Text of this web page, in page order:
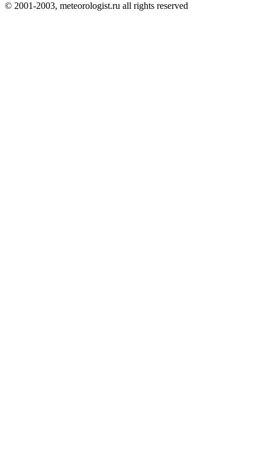
© 2001-2003, meteorologist.ru all rights reserved